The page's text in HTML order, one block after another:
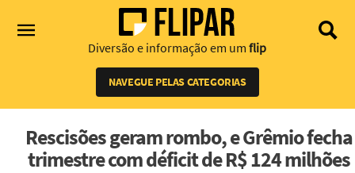
Diversão e informação em um flip
NAVEGUE PELAS CATEGORIAS
Rescisões geram rombo, e Grêmio fecha
trimestre com déficit de R$ 124 milhões